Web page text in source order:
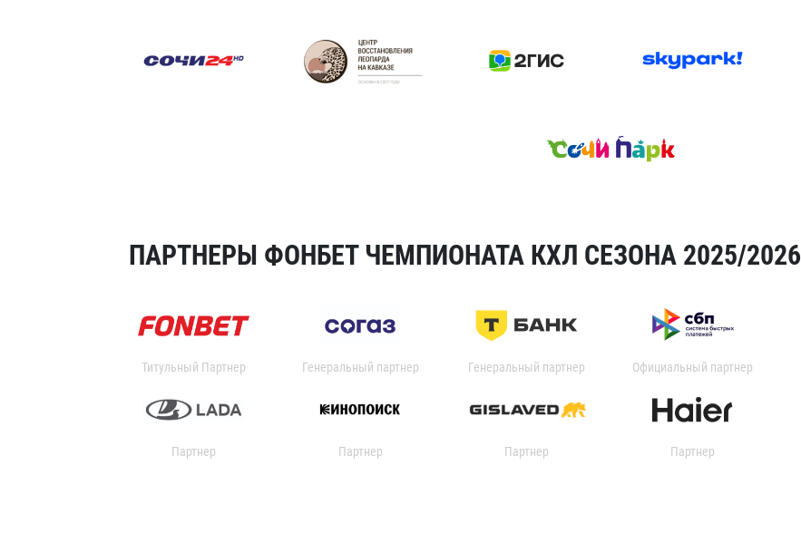
ПАРТНЕРЫ ФОНБЕТ ЧЕМПИОНАТА КХЛ СЕЗОНА 2025/2026
Титульный Партнер Генеральный партнер Генеральный партнер Официальный партнер
Партнер Партнер Партнер Партнер